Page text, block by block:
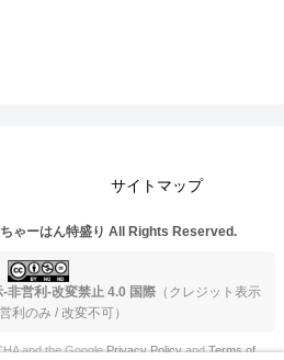
サイトマップ
ゃーはん特盛り All Rights Reserved.
非営利-改変禁止 4.0 国際 （クレジット表示
利のみ / 改変不可）
and the GooglePrivacy PolicyandTerms of